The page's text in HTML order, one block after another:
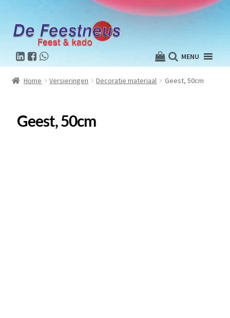
MENU
Home Versieringen Decoratie materiaal Geest, 50cm
Geest, 50cm